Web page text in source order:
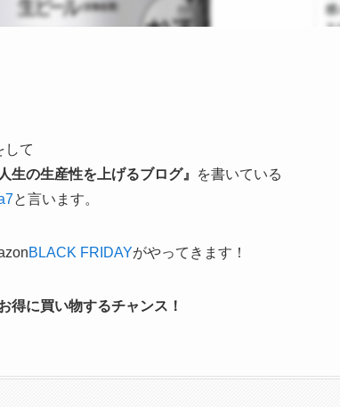
して
生の生産性を上げるブログ』
を書いている
と言います。
BLACK FRIDAYがやってきます！
得に買い物するチャンス！